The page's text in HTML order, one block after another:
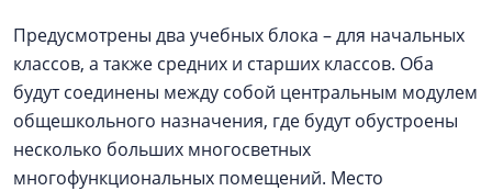
Предусмотрены два учебных блока – для начальных
классов, а также средних и старших классов. Оба
будут соединены между собой центральным модулем
общешкольного назначения, где будут обустроены
несколько больших многосветных
многофункциональных помещений. Место